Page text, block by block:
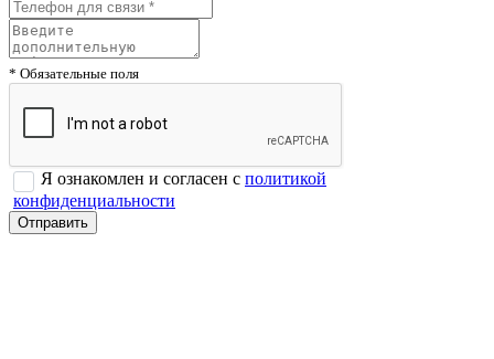
* Обязательные поля
Я ознакомлен и согласен с политикой
конфиденциальности